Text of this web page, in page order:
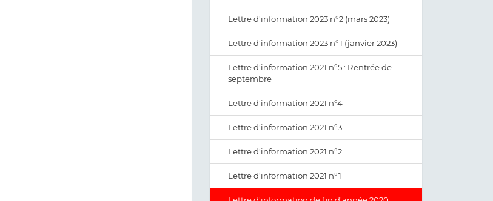
Lettre d'information 2023 n°2 (mars 2023)
Lettre d'information 2023 n°1 (janvier 2023)
Lettre d'information 2021 n°5 : Rentrée de
septembre
Lettre d'information 2021 n°4
Lettre d'information 2021 n°3
Lettre d'information 2021 n°2
Lettre d'information 2021 n°1